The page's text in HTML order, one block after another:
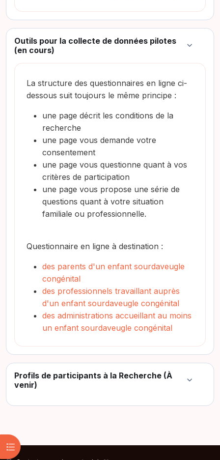
Abrir índice del curso
Outils pour la collecte de données pilotes
(en cours)
Colapsar
La structure des questionnaires en ligne ci-
dessous suit toujours le même principe :
une page décrit les conditions de la
recherche
une page vous demande votre
consentement
une page vous questionne quant à vos
critères de participation
une page vous propose une série de
questions quant à votre situation
familiale ou professionnelle.
Questionnaire en ligne à destination :
des parents d'un enfant sourdaveugle
congénital
des professionnels travaillant auprès
d'un enfant sourdaveugle congénital
des administrations accueillant au moins
un enfant sourdaveugle congénital
Profils de participants à la Recherche (À
venir)
Colapsar